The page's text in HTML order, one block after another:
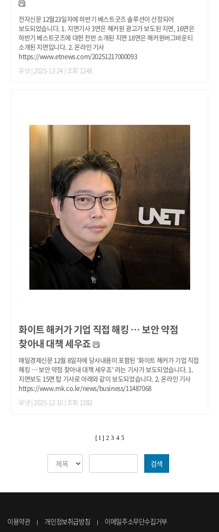
전자신문 12월23일자에 하반기 베스트굿즈 솔루션이 선정되어
보도되었습니다. 1. 지면기사 3면은 해커원 광고가 보도된 지면, 16면은
하반기 베스트굿즈에 대한 전반 소개된 지면 18면은 해커원버그바운티
소개된 지면입니다. 2. 온라인 기사
https://www.etnews.com/20251217000093
유넷 | 2025-12-24 | 조회 1248
화이트 해커가 기업 직접 해킹 … 보안 약점
찾아내 대책 세우죠
매일경제신문 12월 8일자에 당사내용이 포함된 '화이트 해커가 기업 직접
해킹 … 보안 약점 찾아내 대책 세우죠' 라는 기사가 보도되었습니다. 1.
지면보도 15면 탑 기사로 아래와 같이 보도되었습니다. 2. 온라인 기사
https://www.mk.co.kr/news/business/11487068
유넷 | 2025-12-10 | 조회 1382
[ 1 ] 2 3 4 5
검색
이용약관 개인정보취급방침 이메일주소무단수집거부